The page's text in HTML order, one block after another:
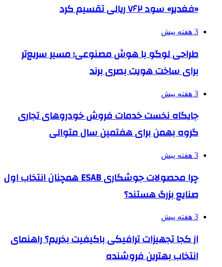
«فغدیر» سود ۷۶۲ ریالی تقسیم کرد
3 هفته پیش
طراحی لوگو با هوش مصنوعی؛ مسیر سریع‌تر
برای ساخت هویت بصری برند
3 هفته پیش
جایگاه نخست خدمات فروش خودروهای تجاری
گروه بهمن برای هفتمین سال متوالی
3 هفته پیش
چرا محصولات جوشکاری ESAB همچنان انتخاب اول
صنایع بزرگ هستند؟
3 هفته پیش
از کجا تجهیزات ترافیکی باکیفیت بخریم؟ راهنمای
انتخاب بهترین فروشنده